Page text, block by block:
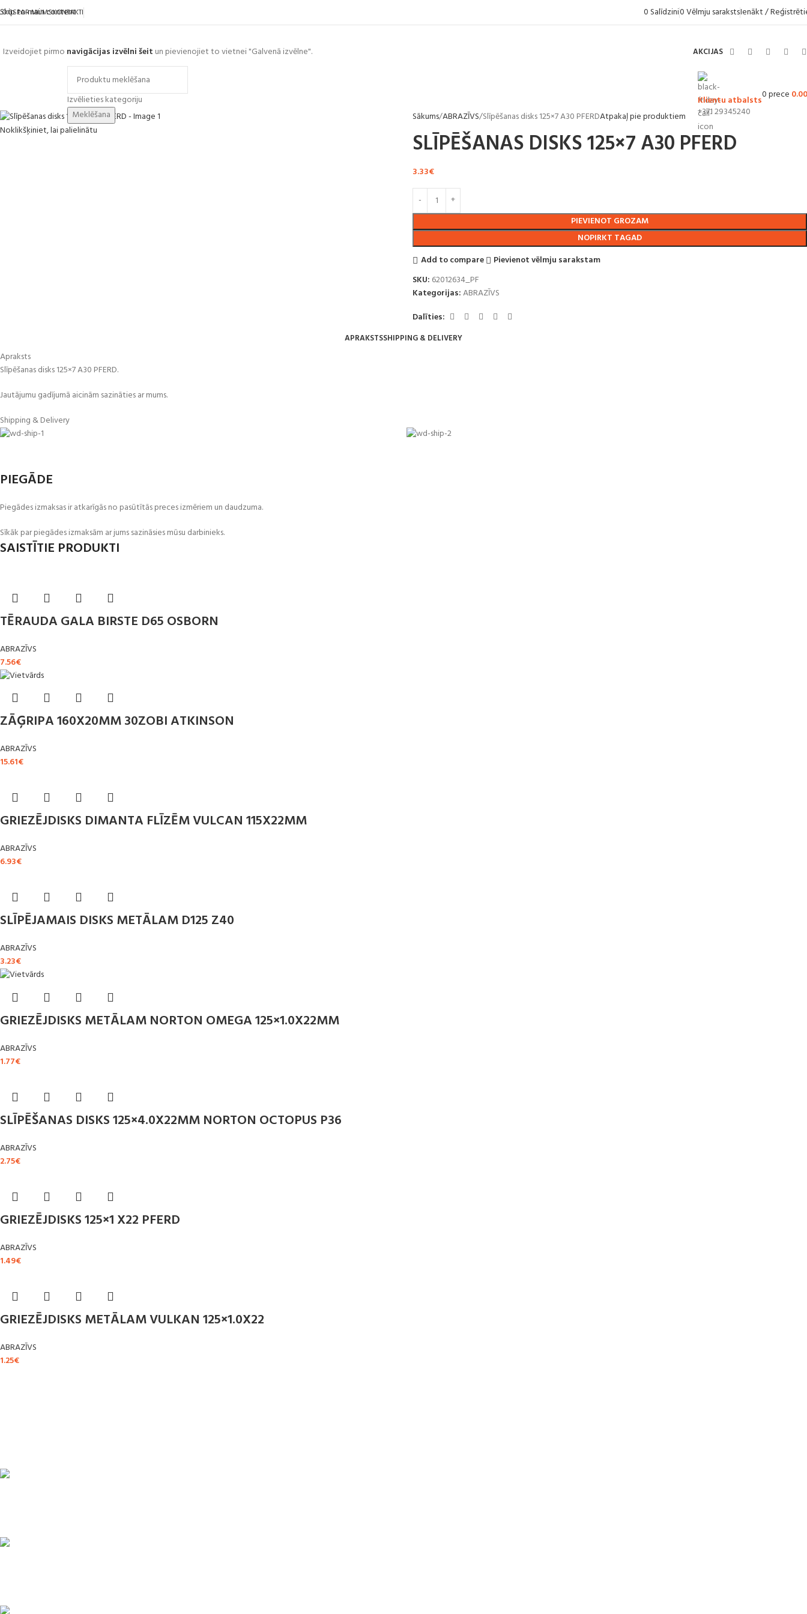
Skip to main content
PAR MUMSKONTAKTI 0 Salīdzini0Vēlmju sarakstsIenākt /
Izveidojiet pirmo navigācijas izvēlni šeit un pievienojiet to vietnei "Galvenā izvēlne". AKCIJAS
Izvēlieties kategoriju
Meklēšana
Klientu atbalsts
+371 29345240
0prece 0.00
Noklikšķiniet, lai palielinātu
Sākums ABRAZĪVS Slīpēšanas disks 125×7 A30 PFERDAtpakaļ pie produktiem
SLĪPĒŠANAS DISKS 125×7 A30 PFERD
3.33€
PIEVIENOT GROZAM
NOPIRKT TAGAD
Add to compare
Pievienot vēlmju sarakstam
SKU: 62012634_PF
Kategorijas:ABRAZĪVS
Dalīties:
APRAKSTSSHIPPING & DELIVERY
Apraksts
Slīpēšanas disks 125×7 A30 PFERD.
Jautājumu gadījumā aicinām sazināties ar mums.
Shipping & Delivery
PIEGĀDE
Piegādes izmaksas ir atkarīgās no pasūtītās preces izmēriem un daudzuma.
Sīkāk par piegādes izmaksām ar jums sazināsies mūsu darbinieks.
SAISTĪTIE PRODUKTI
TĒRAUDA GALA BIRSTE D65 OSBORN
ABRAZĪVS
7.56€
ZĀĢRIPA 160X20MM 30ZOBI ATKINSON
ABRAZĪVS
15.61€
GRIEZĒJDISKS DIMANTA FLĪZĒM VULCAN 115X22MM
ABRAZĪVS
6.93€
SLĪPĒJAMAIS DISKS METĀLAM D125 Z40
ABRAZĪVS
3.23€
GRIEZĒJDISKS METĀLAM NORTON OMEGA 125×1.0X22MM
ABRAZĪVS
1.77€
SLĪPĒŠANAS DISKS 125×4.0X22MM NORTON OCTOPUS P36
ABRAZĪVS
2.75€
GRIEZĒJDISKS 125×1 X22 PFERD
ABRAZĪVS
1.49€
GRIEZĒJDISKS METĀLAM VULKAN 125×1.0X22
ABRAZĪVS
1.25€